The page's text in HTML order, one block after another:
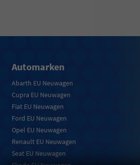
Automarken
Abarth EU Neuwagen
Cupra EU Neuwagen
Fiat EU Neuwagen
Ford EU Neuwagen
Opel EU Neuwagen
Renault EU Neuwagen
Seat EU Neuwagen